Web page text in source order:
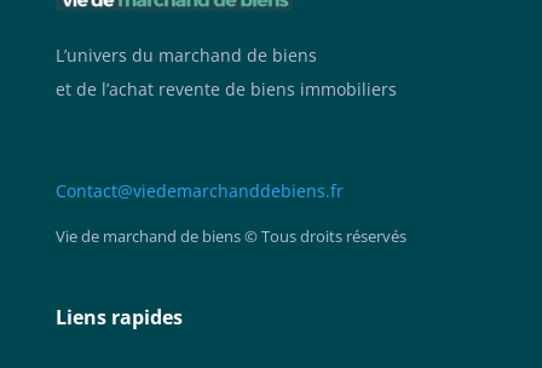
L’univers du marchand de biens
et de l’achat revente de biens immobiliers
Contact@viedemarchanddebiens.fr
Vie de marchand de biens © Tous droits réservés
Liens rapides